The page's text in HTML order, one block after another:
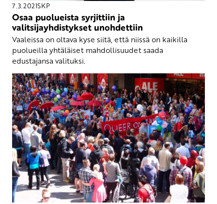
7.3.2021SKP
Osaa puolueista syrjittiin ja
valitsijayhdistykset unohdettiin
Vaaleissa on oltava kyse siitä, että niissä on kaikilla
puolueilla yhtäläiset mahdollisuudet saada
edustajansa valituksi.